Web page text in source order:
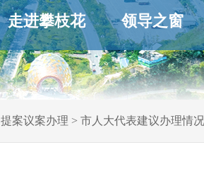
走进攀枝花 领导之窗
提案议案办理 > 市人大代表建议办理情况